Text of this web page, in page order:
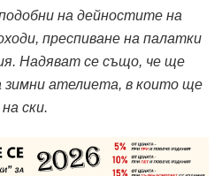
на дейностите на
преспиване на палатки
Надяват се също, че ще
зимни ателиета, в които ще
ски.